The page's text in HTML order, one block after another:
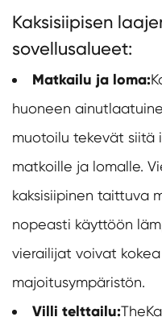
Kaksisiipisen
sovellusalueet:
Matkailu ja loma:
huoneen
muotoilu tekevät siitä
matkoille ja lomalle.
kaksisiipinen taittuva
nopeasti käyttöön
vierailijat voivat
majoitusympäristön.
Villi telttailu:The